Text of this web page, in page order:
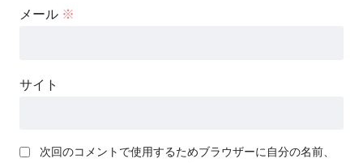
メール ※
サイト
次回のコメントで使用するためブラウザーに自分の名前、